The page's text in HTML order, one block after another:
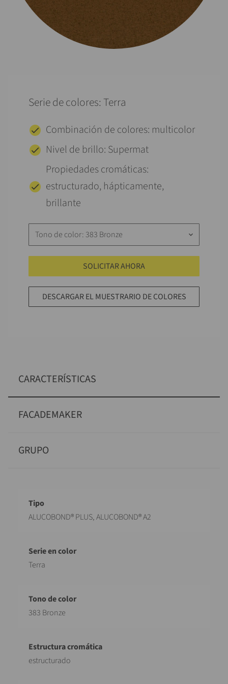
Serie de colores: Terra
Combinación de colores: multicolor
Nivel de brillo: Supermat
Propiedades cromáticas:
estructurado, hápticamente,
brillante
Tono de color: 383 Bronze keyboard_arrow_down
SOLICITAR AHORA
DESCARGAR EL MUESTRARIO DE COLORES
CARACTERÍSTICAS
FACADEMAKER
GRUPO
Designación
ALUCOBOND® PLUS, ALUCOBOND® A2
Terra
383 Bronze
estructurado